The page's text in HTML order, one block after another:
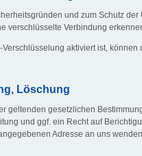
und zum Schutz
verschlüsselte Verbindung
aktiviert ist,
Löschung
geltenden gesetzlichen
und ggf. ein Recht auf
Adresse an uns wenden.